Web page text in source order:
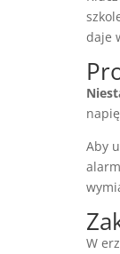
daje
Aby
W